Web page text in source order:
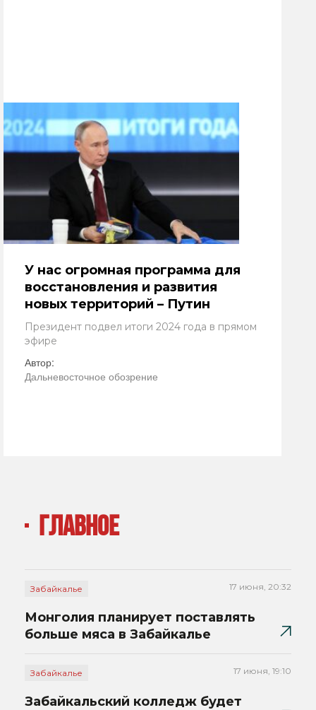
У нас огромная программа для
восстановления и развития
новых территорий – Путин
Президент подвел итоги 2024 года в прямом
эфире
Автор:
Дальневосточное обозрение
ГЛАВНОЕ
Забайкалье 17 июня, 20:32
Монголия планирует поставлять
больше мяса в Забайкалье
Забайкалье 17 июня, 19:10
Забайкальский колледж будет